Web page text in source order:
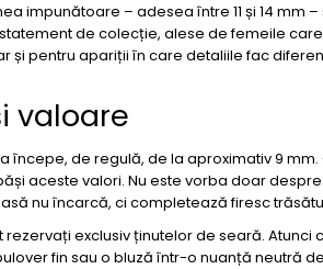
impunătoare – adesea între 11 și 14 mm
de colecție, alese de femeile
și pentru apariții în care detaliile fac
valoare
de regulă, de la aproximativ 9
aceste valori. Nu este vorba doar
nu încarcă, ci completează firesc
exclusiv ținutelor de seară. Atunci
fin sau o bluză într-o nuanță neutră